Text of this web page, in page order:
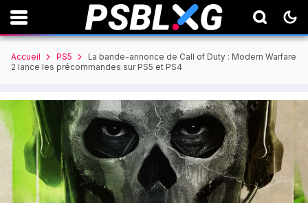
Accueil PS5
La bande-annonce de Call of Duty : Modern Warfare
2 lance les précommandes sur PS5 et PS4